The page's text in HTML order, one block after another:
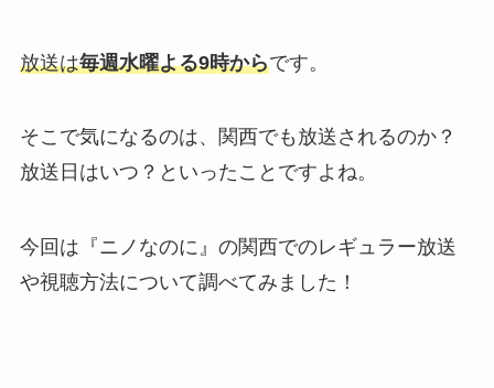
放送は毎週水曜よる9時からです。
そこで気になるのは、関西でも放送されるのか？
放送日はいつ？といったことですよね。
今回は『ニノなのに』の関西でのレギュラー放送
や視聴方法について調べてみました！